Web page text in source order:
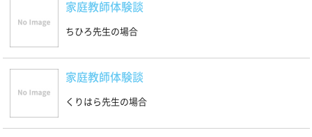
家庭教師体験談
ちひろ先生の場合
家庭教師体験談
くりはら先生の場合